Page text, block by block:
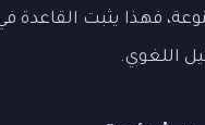
فهذا يثبت القاعدة في
اللغوي.